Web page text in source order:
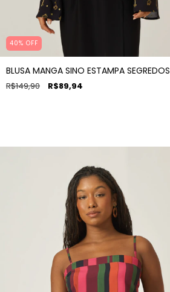
40% OFF
BLUSA MANGA SINO ESTAMPA SEGREDOS
R$149,90 R$89,94